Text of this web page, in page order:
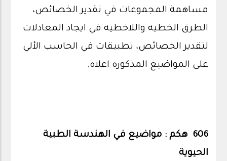
مساهمة المجموعات في تقدير الخصائص،
الطرق الخطيه واللاخطيه في ايجاد المعادلات
لتقدير الخصائص، تطبيقات في الحاسب الألي
على المواضيع المذكوره اعلاه.
606 هكم : مواضيع في الهندسة الطبية
الحيوية